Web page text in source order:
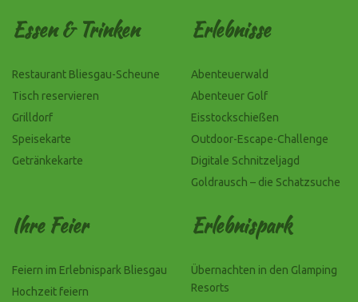
Essen & Trinken
Restaurant Bliesgau-Scheune
Tisch reservieren
Grilldorf
Speisekarte
Getränkekarte
Erlebnisse
Abenteuerwald
Abenteuer Golf
Eisstockschießen
Outdoor-Escape-Challenge
Digitale Schnitzeljagd
Goldrausch – die Schatzsuche
Ihre Feier
Feiern im Erlebnispark Bliesgau
Hochzeit feiern
Erlebnispark
Übernachten in den Glamping
Resorts